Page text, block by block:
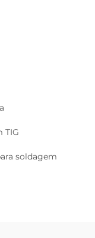
TIG
soldagem